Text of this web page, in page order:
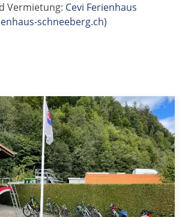
Vermietung: Cevi Ferienhaus
schneeberg.ch)